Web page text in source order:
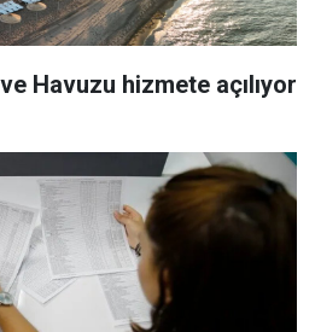
Havuzu hizmete açılıyor